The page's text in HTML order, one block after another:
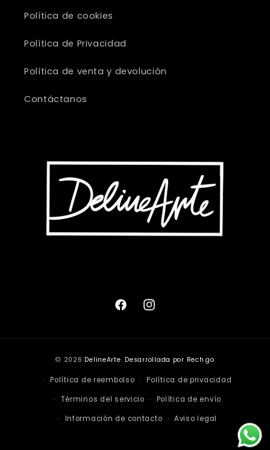
Política de cookies
Política de Privacidad
Política de venta y devolución
Contáctanos
FacebookInstagram
© 2026 DelineArte. Desarrollada por Rech.go
Política de reembolso
Política de privacidad
Términos del servicio
Política de envío
Información de contacto
Aviso legal